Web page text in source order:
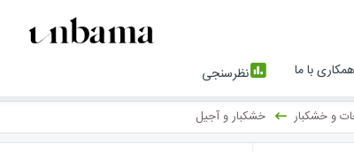
همکاری با ما نظرسنجی
و خشکبار خشکبار و آجیل